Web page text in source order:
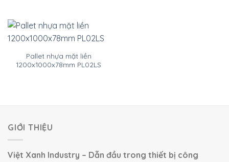
Pallet nhựa mặt liền
1200x1000x78mm PL02LS
GIỚI THIỆU
Việt Xanh Industry – Dẫn đầu trong thiết bị công